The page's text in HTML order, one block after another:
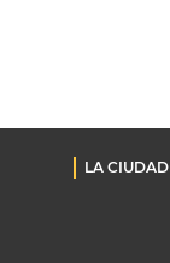
LA CIUDAD